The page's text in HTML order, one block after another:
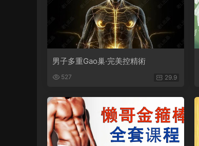
男子多重Gao巢·完美控精術
527 29.9